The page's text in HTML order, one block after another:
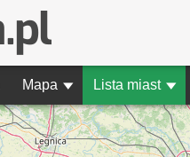
Mapa ▾ Lista miast ▾